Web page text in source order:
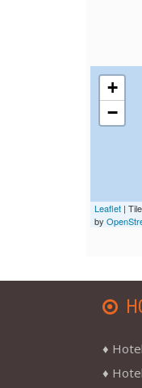
+
−
Leaflet |
by